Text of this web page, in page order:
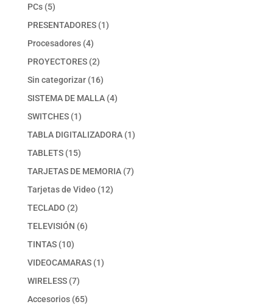
PCs 55
productos
PRESENTADORES 11
Procesadores 44
productos
PROYECTORES 22
productos
Sin categorizar 1616
productos
SISTEMA DE MALLA 44
SWITCHES 11
producto
TABLA DIGITALIZADORA 11
TABLETS 1515
productos
TARJETAS DE MEMORIA 77
Tarjetas de Video 1212
TECLADO 22
productos
TELEVISIÓN 66
TINTAS 1010
productos
VIDEOCAMARAS 11
WIRELESS 77
productos
Accesorios 6565